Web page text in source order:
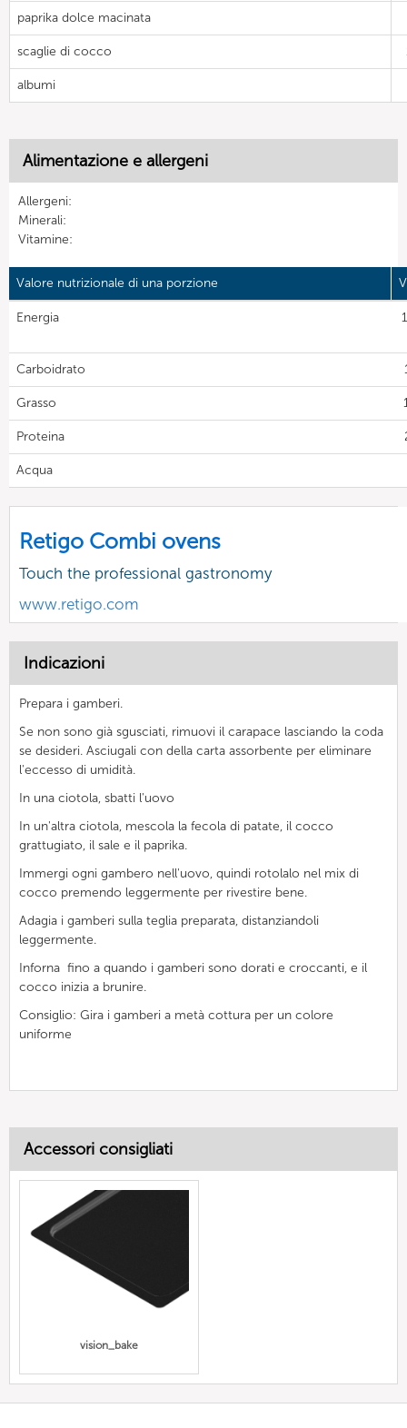
paprika dolce macinata
scaglie di cocco
albumi
Alimentazione e allergeni
Allergeni:
Minerali:
Vitamine:
Valore nutrizionale di una porzione
Energia
Carboidrato
Grasso
Proteina
Acqua
Retigo Combi ovens
Touch the professional gastronomy
www.retigo.com
Indicazioni
Prepara i gamberi.
Se non sono già sgusciati, rimuovi il carapace lasciando la coda
se desideri. Asciugali con della carta assorbente per eliminare
l'eccesso di umidità.
In una ciotola, sbatti l'uovo
In un'altra ciotola, mescola la fecola di patate, il cocco
grattugiato, il sale e il paprika.
Immergi ogni gambero nell'uovo, quindi rotolalo nel mix di
cocco premendo leggermente per rivestire bene.
Adagia i gamberi sulla teglia preparata, distanziandoli
leggermente.
Inforna fino a quando i gamberi sono dorati e croccanti, e il
cocco inizia a brunire.
Consiglio: Gira i gamberi a metà cottura per un colore
uniforme
Accessori consigliati
vision_bake